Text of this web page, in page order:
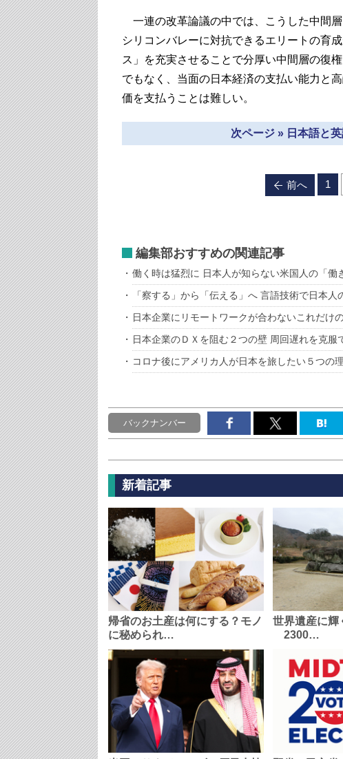
一連の改革論議の中では、こうした中間
シリコンバレーに対抗できるエリートの育
ス」を充実させることで分厚い中間層の復
でもなく、当面の日本経済の支払い能力と
価を支払うことは難しい。
次ページ » 日本語と
前へ 1
編集部おすすめの関連記事
働く時は猛烈に 日本人が知らない米国人の「働
「察する」から「伝える」へ 言語技術で日本人
日本企業にリモートワークが合わないこれだけ
日本企業のＤＸを阻む２つの壁 周回遅れを克服
コロナ後にアメリカ人が日本を旅したい５つの
バックナンバー
新着記事
帰省のお土産は何にする？モノ
に秘められ…
世界遺産に輝
2300…